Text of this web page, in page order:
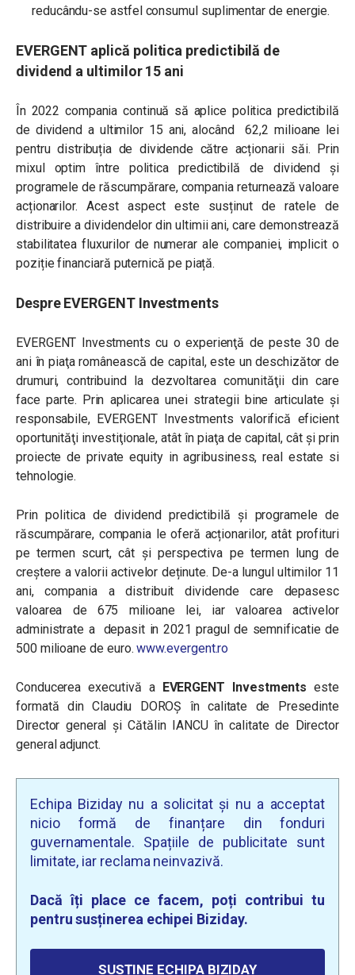
reducându-se astfel consumul suplimentar de energie.
EVERGENT aplică politica predictibilă de
dividend a ultimilor 15 ani
În 2022 compania continuă să aplice politica predictibilă
de dividend a ultimilor 15 ani, alocând 62,2 milioane lei
pentru distribuția de dividende către acționarii săi. Prin
mixul optim între politica predictibilă de dividend și
programele de răscumpărare, compania returnează valoare
acționarilor. Acest aspect este susținut de ratele de
distribuire a dividendelor din ultimii ani, care demonstrează
stabilitatea fluxurilor de numerar ale companiei, implicit o
poziție financiară puternică pe piață.
Despre EVERGENT Investments
EVERGENT Investments cu o experienţă de peste 30 de
ani în piaţa românească de capital, este un deschizător de
drumuri, contribuind la dezvoltarea comunităţii din care
face parte. Prin aplicarea unei strategii bine articulate şi
responsabile, EVERGENT Investments valorifică eficient
oportunităţi investiţionale, atât în piaţa de capital, cât şi prin
proiecte de private equity in agribusiness, real estate si
tehnologie.
Prin politica de dividend predictibilă și programele de
răscumpărare, compania le oferă acționarilor, atât profituri
pe termen scurt, cât și perspectiva pe termen lung de
creștere a valorii activelor deținute. De-a lungul ultimilor 11
ani, compania a distribuit dividende care depasesc
valoarea de 675 milioane lei, iar valoarea activelor
administrate a depasit in 2021 pragul de semnificatie de
500 milioane de euro.www.evergent.ro
Conducerea executivă a EVERGENT Investments este
formată din Claudiu DOROȘ în calitate de Presedinte
Director general și Cătălin IANCU în calitate de Director
general adjunct.
Echipa Biziday nu a solicitat și nu a acceptat
nicio formă de finanțare din fonduri
guvernamentale. Spațiile de publicitate sunt
limitate, iar reclama neinvazivă.
Dacă îți place ce facem, poți contribui tu
pentru susținerea echipei Biziday.
SUSȚINE ECHIPA BIZIDAY